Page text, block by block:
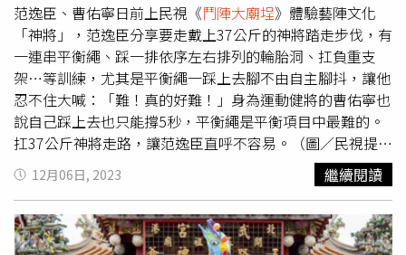
范逸臣、曹佑寧日前上民視《鬥陣大廟埕》體驗藝陣文化
「神將」，范逸臣分享要走戴上37公斤的神將踏走步伐，有
一連串平衡繩、踩一排依序左右排列的輪胎洞、扛負重支
架…等訓練，尤其是平衡繩一踩上去腳不由自主腳抖，讓他
忍不住大喊：「難！真的好難！」身為運動健將的曹佑寧也
說自己踩上去也只能撐5秒，平衡繩是平衡項目中最難的。
扛37公斤神將走路，讓范逸臣直呼不容易。（圖／民視提
供）范逸臣提到最辛苦的地方是實際穿戴上37公斤的神將，
跟前2天訓練是不一樣的，范逸臣說：「整個重量壓上來，
神將重心很高，每一步踩著步伐移動的時候都不能大意，好
幾次都左右歪差點倒下去。」也感謝忠樂軒的老師與大師
12月06日, 2023 繼續閱讀